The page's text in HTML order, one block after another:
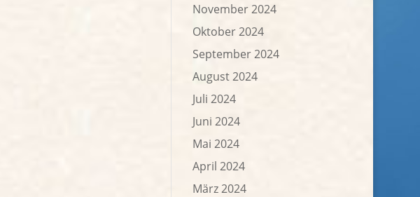
November 2024
Oktober 2024
September 2024
August 2024
Juli 2024
Juni 2024
Mai 2024
April 2024
März 2024